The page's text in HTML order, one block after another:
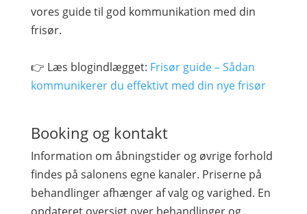
vores guide til god kommunikation med din
frisør.
👉 Læs blogindlægget: Frisør guide – Sådan
kommunikerer du effektivt med din nye frisør
Booking og kontakt
Information om åbningstider og øvrige forhold
findes på salonens egne kanaler. Priserne på
behandlinger afhænger af valg og varighed. En